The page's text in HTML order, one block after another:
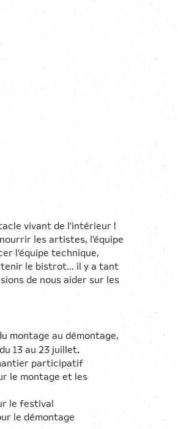
vivant de l'intérieur !
les artistes, l'équipe
l'équipe technique,
tenir le bistrot... il y a tant
de nous aider sur les
montage au démontage,
13 au 23 juillet.
participatif
le montage et les
le festival
le démontage